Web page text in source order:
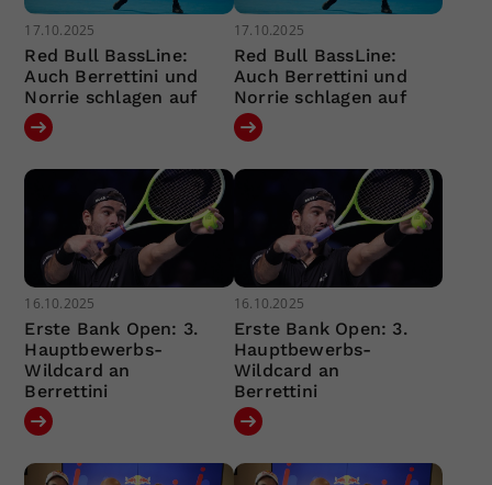
17.10.2025
Red Bull BassLine:
Auch Berrettini und
Norrie schlagen auf
17.10.2025
Red Bull BassLine:
Auch Berrettini und
Norrie schlagen auf
16.10.2025
Erste Bank Open: 3.
Hauptbewerbs-
Wildcard an
Berrettini
16.10.2025
Erste Bank Open: 3.
Hauptbewerbs-
Wildcard an
Berrettini